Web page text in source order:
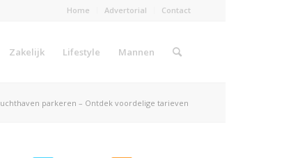
Home Advertorial Contact
Zakelijk Lifestyle Mannen
parkeren – Ontdek voordelige tarieven